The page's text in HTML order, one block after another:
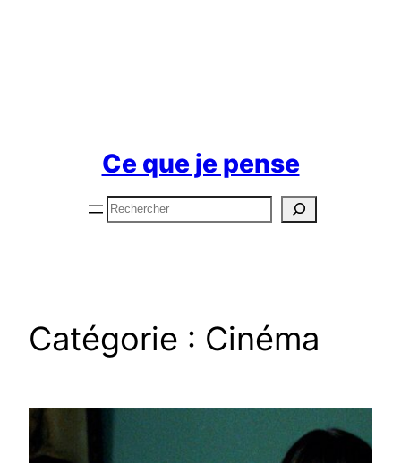
Ce que je pense
Rechercher
Catégorie : Cinéma